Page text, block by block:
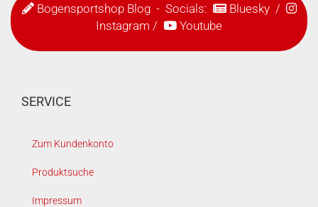
Bogensportshop Blog- Socials: Bluesky/
Instagram / Youtube
SERVICE
Zum Kundenkonto
Produktsuche
Impressum